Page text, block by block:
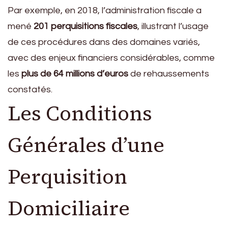
Par exemple, en 2018, l’administration fiscale a
mené 201 perquisitions fiscales, illustrant l’usage
de ces procédures dans des domaines variés,
avec des enjeux financiers considérables, comme
les plus de 64 millions d’euros de rehaussements
constatés.
Les Conditions
Générales d’une
Perquisition
Domiciliaire